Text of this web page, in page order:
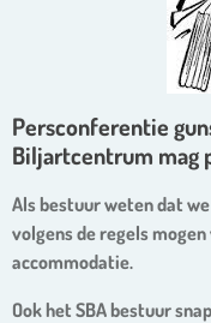
Persconferentie
Biljartcentrum mag
Als bestuur weten dat
volgens de regels
accommodatie.
Ook het SBA bestuur